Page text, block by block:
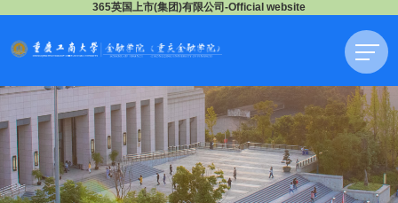
365英国上市(集团)有限公司-Official website